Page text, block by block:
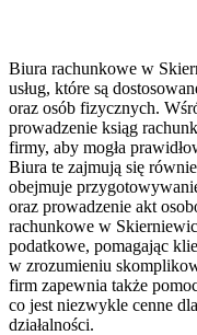
Biura rachunkowe w
usług, które są
oraz osób fizycznych.
prowadzenie ksiąg
firmy, aby mogła
Biura te zajmują się
obejmuje
oraz prowadzenie akt
rachunkowe w
podatkowe, pomagając
w zrozumieniu
firm zapewnia także
co jest niezwykle cenne
działalności.